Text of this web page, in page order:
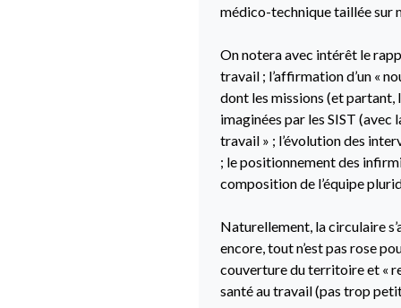
médico-technique taillée sur
On notera avec intérêt le
travail ; l’affirmation d’un «
dont les missions (et
imaginées par les SIST
travail » ; l’évolution des
; le positionnement des
composition de l’équipe
Naturellement, la circulaire
encore, tout n’est pas rose
couverture du territoire et «
santé au travail (pas trop